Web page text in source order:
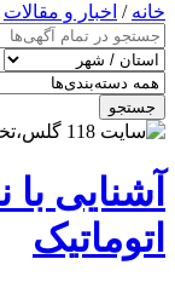
خانه / اخبار و مقالات
جستجو
آشنایی
اتوماتیک